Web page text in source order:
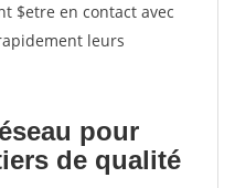
$etre en contact avec
leurs
pour
de qualité